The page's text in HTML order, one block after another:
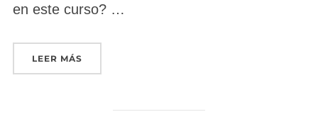
en este curso? …
LEER MÁS«INSTALACIÓN Y MANTENIMIENTO DE